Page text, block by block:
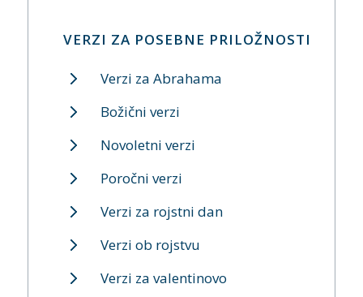
VERZI ZA POSEBNE PRILOŽNOSTI
Verzi za Abrahama
Božični verzi
Novoletni verzi
Poročni verzi
Verzi za rojstni dan
Verzi ob rojstvu
Verzi za valentinovo